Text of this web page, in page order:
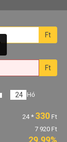
Ft
Ft
24 Hó
24* 330 Ft
7 920 Ft
29.99%